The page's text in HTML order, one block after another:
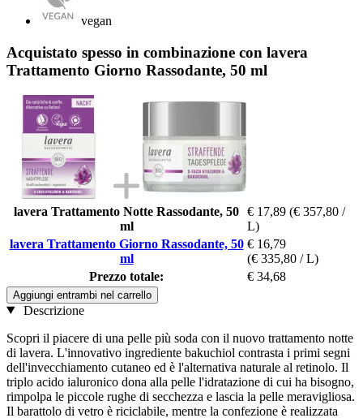
vegan
Acquistato spesso in combinazione con lavera
Trattamento Giorno Rassodante, 50 ml
lavera Trattamento Notte Rassodante, 50
ml
€ 17,89 (€ 357,80 /
L)
lavera Trattamento Giorno Rassodante, 50
ml
€ 16,79
(€ 335,80 / L)
Prezzo totale:
€ 34,68
Aggiungi entrambi nel carrello
Descrizione
Scopri il piacere di una pelle più soda con il nuovo trattamento notte
di lavera. L'innovativo ingrediente bakuchiol contrasta i primi segni
dell'invecchiamento cutaneo ed è l'alternativa naturale al retinolo. Il
triplo acido ialuronico dona alla pelle l'idratazione di cui ha bisogno,
rimpolpa le piccole rughe di secchezza e lascia la pelle meravigliosa.
Il barattolo di vetro è riciclabile, mentre la confezione è realizzata